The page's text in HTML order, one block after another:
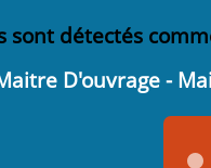
sont détectés
D'ouvrage -